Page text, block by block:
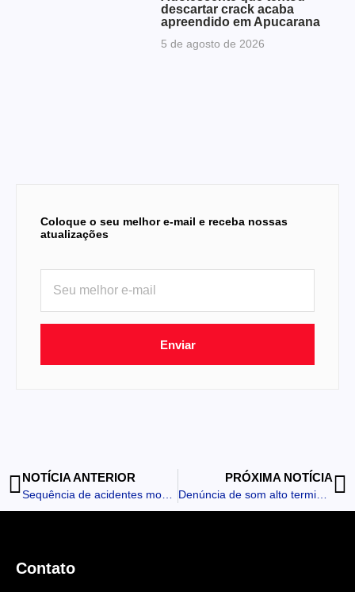
descartar crack acaba
apreendido em Apucarana
5 de agosto de 2026
Coloque o seu melhor e-mail e receba nossas
atualizações
Enviar
NOTÍCIA ANTERIOR PRÓXIMA NOTÍCIA
Denúncia de som alto termina com dono de bar preso por falta de pensão
Contato